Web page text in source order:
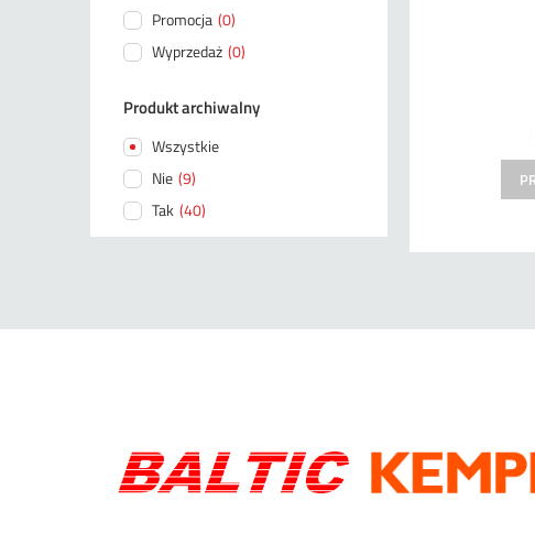
Promocja (0)
Wyprzedaż (0)
Produkt archiwalny
Wszystkie
Nie (9)
Tak (40)